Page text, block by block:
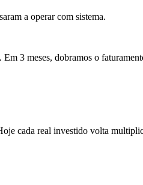
a operar com sistema.
3 meses, dobramos o
cada real investido volta